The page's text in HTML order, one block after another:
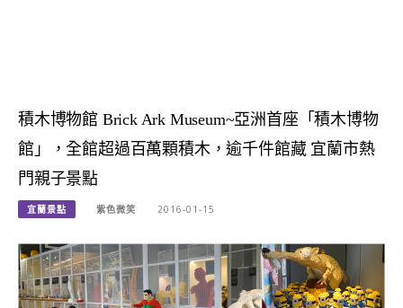
積木博物館 Brick Ark Museum~亞洲首座「積木博物
館」，全館超過百萬顆積木，逾千件館藏 宜蘭市熱
門親子景點
宜蘭景點 紫色微笑 2016-01-15